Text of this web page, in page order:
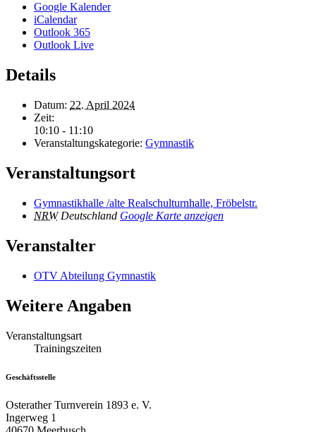
Google Kalender
iCalendar
Outlook 365
Outlook Live
Details
Datum: 22. April 2024
Zeit:
10:10 - 11:10
Veranstaltungskategorie: Gymnastik
Veranstaltungsort
Gymnastikhalle /alte Realschulturnhalle, Fröbelstr.
NRW Deutschland Google Karte anzeigen
Veranstalter
OTV Abteilung Gymnastik
Weitere Angaben
Veranstaltungsart
Trainingszeiten
Geschäftsstelle
Osterather Turnverein 1893 e. V.
Ingerweg 1